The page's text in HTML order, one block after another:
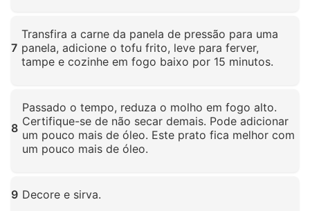
7
Transfira a carne da panela de pressão para uma
panela, adicione o tofu frito, leve para ferver,
tampe e cozinhe em fogo baixo por 15 minutos.
8
Passado o tempo, reduza o molho em fogo alto.
Certifique-se de não secar demais. Pode adicionar
um pouco mais de óleo. Este prato fica melhor com
um pouco mais de óleo.
9 Decore e sirva.